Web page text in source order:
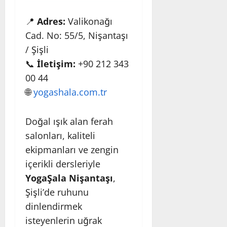
📍 Adres: Valikonağı
Cad. No: 55/5, Nişantaşı
/ Şişli
📞 İletişim: +90 212 343
00 44
🌐yogashala.com.tr
Doğal ışık alan ferah
salonları, kaliteli
ekipmanları ve zengin
içerikli dersleriyle
YogaŞala Nişantaşı,
Şişli’de ruhunu
dinlendirmek
isteyenlerin uğrak